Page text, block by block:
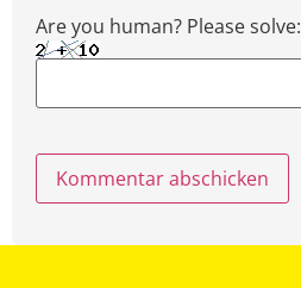
Are you human? Please solve: